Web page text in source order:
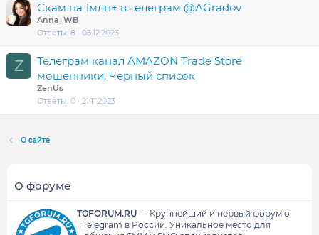
Скам на 1млн+ в телеграм @AGradov
Anna_WB
Ответы 8 03.12.2023
Z
Телеграм канал AMAZON Trade Store
мошенники. Черный список
ZenUs
Ответы 0 21.11.2023
О сайте
О форуме
TGFORUM.RU— Крупнейший и первый форум о
Telegram в России. Уникальное место для